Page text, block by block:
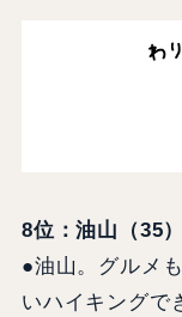
8位：油山（35）
●油山。グルメ
いハイキングで